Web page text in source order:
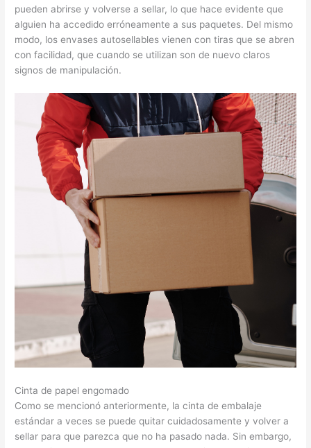
pueden abrirse y volverse a sellar, lo que hace evidente que
alguien ha accedido erróneamente a sus paquetes. Del mismo
modo, los envases autosellables vienen con tiras que se abren
con facilidad, que cuando se utilizan son de nuevo claros
signos de manipulación.
Cinta de papel engomado
Como se mencionó anteriormente, la cinta de embalaje
estándar a veces se puede quitar cuidadosamente y volver a
sellar para que parezca que no ha pasado nada. Sin embargo,